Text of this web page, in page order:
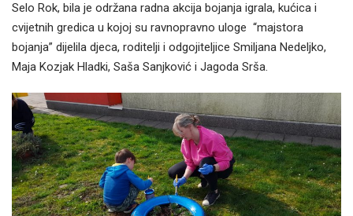
Selo Rok, bila je održana radna akcija bojanja igrala, kućica i
cvijetnih gredica u kojoj su ravnopravno uloge “majstora
bojanja” dijelila djeca, roditelji i odgojiteljice Smiljana Nedeljko,
Maja Kozjak Hladki, Saša Sanjković i Jagoda Srša.